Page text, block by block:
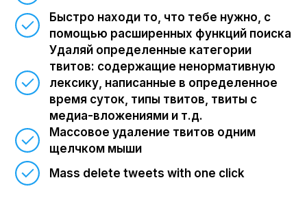
Быстро находи то, что тебе нужно, с
помощью расширенных функций поиска
Удаляй определенные категории
твитов: содержащие ненормативную
лексику, написанные в определенное
время суток, типы твитов, твиты с
медиа-вложениями и т.д.
Массовое удаление твитов одним
щелчком мыши
Mass delete tweets with one click